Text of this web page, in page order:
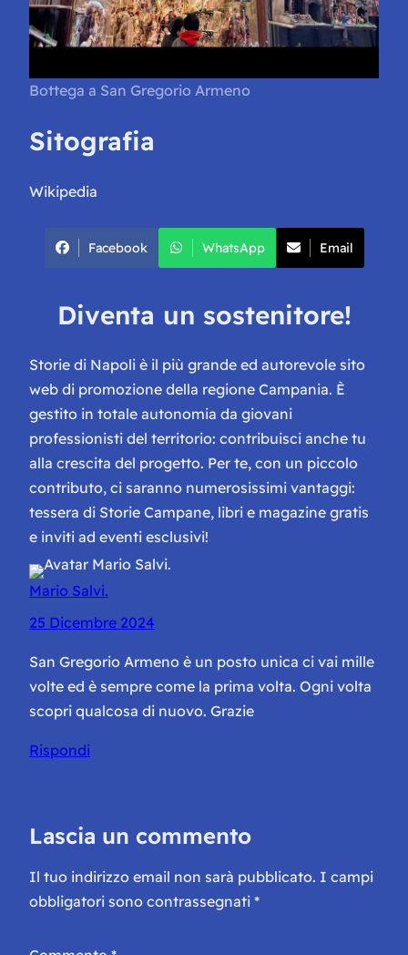
Bottega a San Gregorio Armeno
Sitografia
Wikipedia
Facebook WhatsApp Email
Diventa un sostenitore!
Storie di Napoli è il più grande ed autorevole sito
web di promozione della regione Campania. È
gestito in totale autonomia da giovani
professionisti del territorio: contribuisci anche tu
alla crescita del progetto. Per te, con un piccolo
contributo, ci saranno numerosissimi vantaggi:
tessera di Storie Campane, libri e magazine gratis
e inviti ad eventi esclusivi!
Mario Salvi.
25 Dicembre 2024
San Gregorio Armeno è un posto unica ci vai mille
volte ed è sempre come la prima volta. Ogni volta
scopri qualcosa di nuovo. Grazie
Rispondi
Lascia un commento
Il tuo indirizzo email non sarà pubblicato. I campi
obbligatori sono contrassegnati *